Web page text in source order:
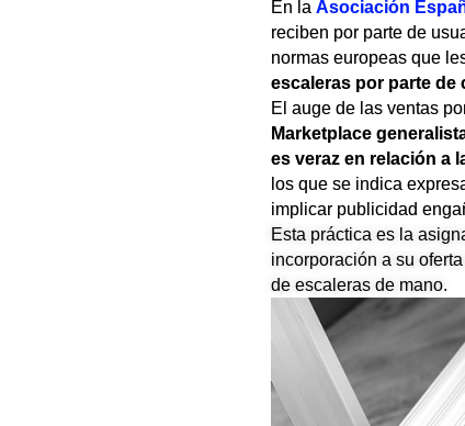
En la Asociación
reciben por parte de
normas europeas que
escaleras por parte
El auge de las ventas
Marketplace
es veraz en relación a
los que se indica
implicar publicidad
Esta práctica es la
incorporación a su
de escaleras de mano.